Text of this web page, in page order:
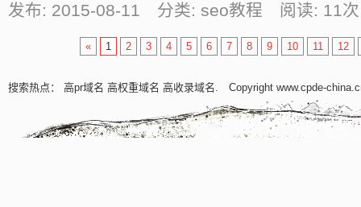
发布: 2015-08-11 分类: seo教程 阅读: 11
« 1 2 3 4 5 6 7 8 9 10 11 12
搜索热点： 高pr域名 高权重域名 高收录域名 . Copyright www.cpde-